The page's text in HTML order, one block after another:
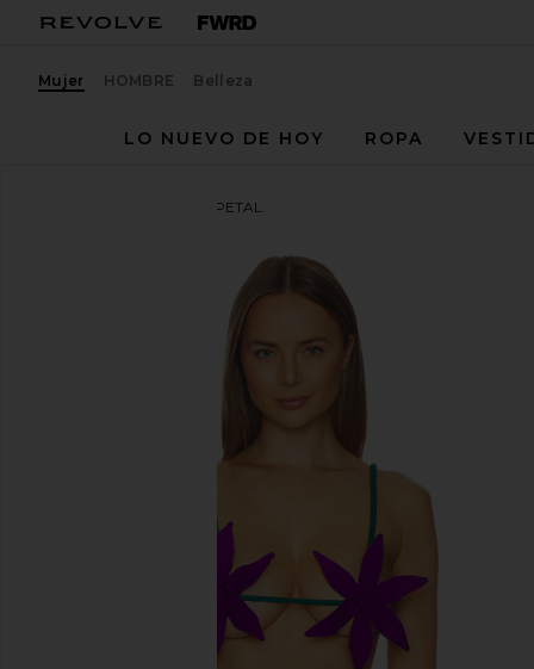
Mujer HOMBRE Belleza
LO NUEVO DE HOY
ROPA
TOP BIKINI PETAL
favoritoNau Bikinis Petal Bikini Top in Ultraviolet &
diapositivas anteriores